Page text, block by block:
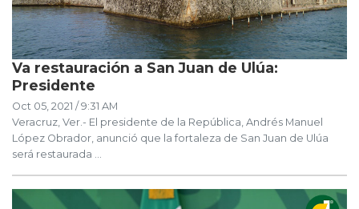
Va restauración a San Juan de Ulúa:
Presidente
Oct 05, 2021 / 9:31 AM
Veracruz, Ver.- El presidente de la República, Andrés Manuel
López Obrador, anunció que la fortaleza de San Juan de Ulúa
será restaurada ...